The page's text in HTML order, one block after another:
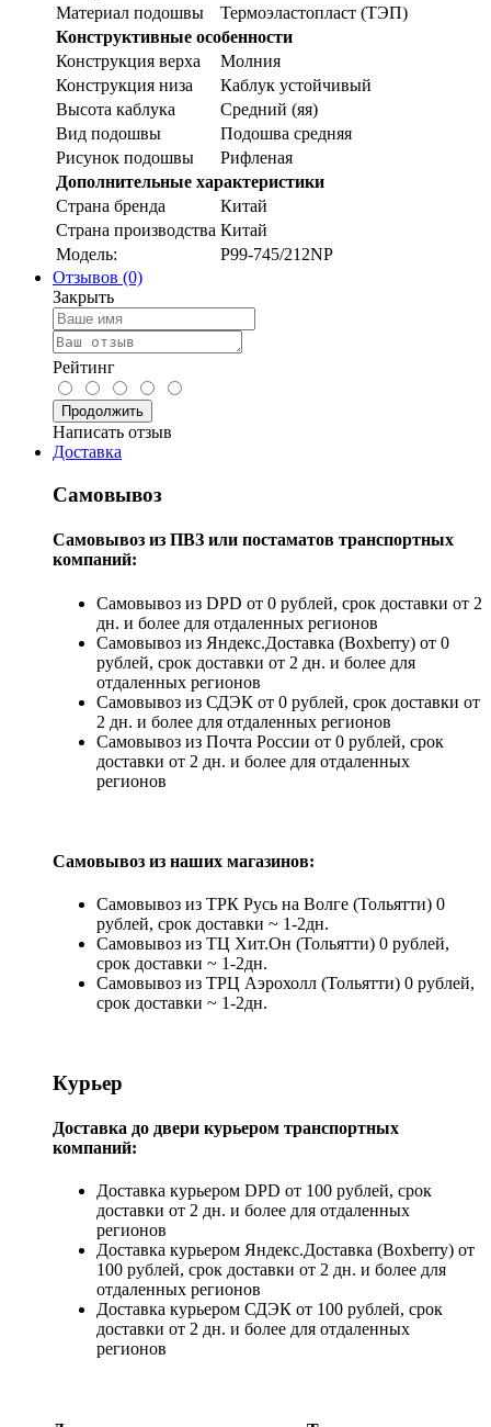
Материал подошвы
Термоэластопласт (ТЭП)
Конструктивные особенности
Конструкция верха
Молния
Конструкция низа
Каблук устойчивый
Высота каблука
Средний (яя)
Вид подошвы
Подошва средняя
Рисунок подошвы
Рифленая
Дополнительные характеристики
Страна бренда
Китай
Страна производства Китай
Модель:
P99-745/212NP
Отзывов (0)
Закрыть
Рейтинг
Продолжить
Написать отзыв
Доставка
Самовывоз
Самовывоз из ПВЗ или постаматов транспортных
компаний:
Самовывоз из DPD от 0 рублей, срок доставки от 2
дн. и более для отдаленных регионов
Самовывоз из Яндекс.Доставка (Boxberry) от 0
рублей, срок доставки от 2 дн. и более для
отдаленных регионов
Самовывоз из СДЭК от 0 рублей, срок доставки от
2 дн. и более для отдаленных регионов
Самовывоз из Почта России от 0 рублей, срок
доставки от 2 дн. и более для отдаленных
регионов
Самовывоз из наших магазинов:
Самовывоз из ТРК Русь на Волге (Тольятти) 0
рублей, срок доставки ~ 1-2дн.
Самовывоз из ТЦ Хит.Он (Тольятти) 0 рублей,
срок доставки ~ 1-2дн.
Самовывоз из ТРЦ Аэрохолл (Тольятти) 0 рублей,
срок доставки ~ 1-2дн.
Курьер
Доставка до двери курьером транспортных
компаний:
Доставка курьером DPD от 100 рублей, срок
доставки от 2 дн. и более для отдаленных
регионов
Доставка курьером Яндекс.Доставка (Boxberry) от
100 рублей, срок доставки от 2 дн. и более для
отдаленных регионов
Доставка курьером СДЭК от 100 рублей, срок
доставки от 2 дн. и более для отдаленных
регионов